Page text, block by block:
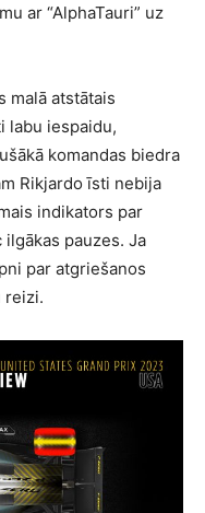
ar “AlphaTauri” uz
malā atstātais
labu iespaidu,
komandas biedra
Rikjardo īsti nebija
indikators par
pauzes. Ja
par atgriešanos
reizi.